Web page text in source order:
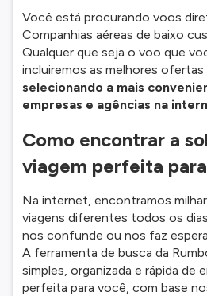
Você está procurando voos
Companhias aéreas de baixo
Qualquer que seja o voo que
incluiremos as melhores ofertas
selecionando a mais
empresas e agências na
Como encontrar a
viagem perfeita
Na internet, encontramos
viagens diferentes todos os
nos confunde ou nos faz
A ferramenta de busca da
simples, organizada e rápida de
perfeita para você, com base